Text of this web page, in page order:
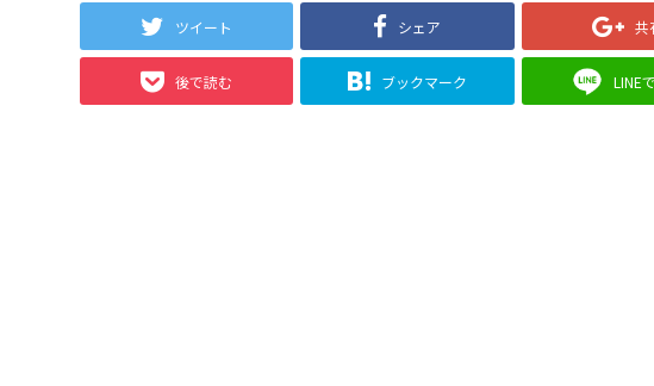
ツイート シェア 共
後で読む ブックマーク LINE